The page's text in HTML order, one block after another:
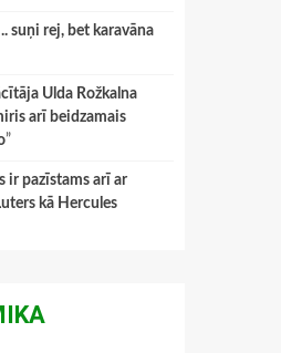
suņi rej, bet karavāna
Ulda Rožkalna
arī beidzamais
”
ir pazīstams arī ar
kā Hercules